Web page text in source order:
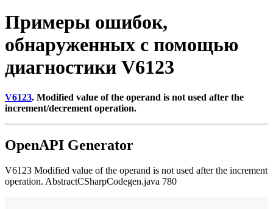
Примеры ошибок,
обнаруженных с помощью
диагностики V6123
V6123. Modified value of the operand is not used after the
increment/decrement operation.
OpenAPI Generator
V6123 Modified value of the operand is not used after the increment
operation. AbstractCSharpCodegen.java 780